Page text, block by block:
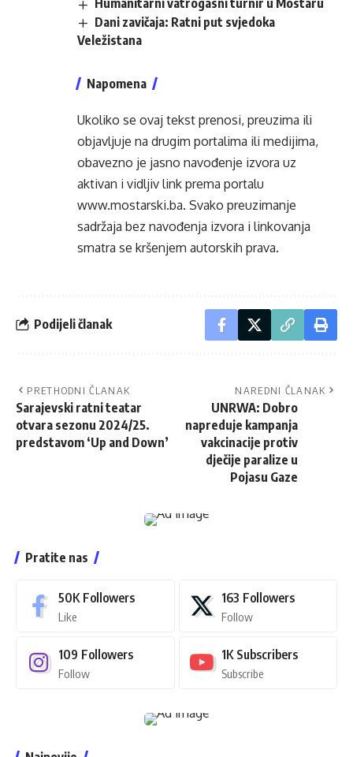
Humanitarni vatrogasni turnir u Mostaru
Dani zavičaja: Ratni put svjedoka
Veležistana
Napomena
Ukoliko se ovaj tekst prenosi, preuzima ili
objavljuje na drugim portalima ili medijima,
obavezno je jasno navođenje izvora uz
aktivan i vidljiv link prema portalu
www.mostarski.ba. Svako preuzimanje
sadržaja bez navođenja izvora i linkovanja
smatra se kršenjem autorskih prava.
Podijeli članak
PRETHODNI ČLANAK
Sarajevski ratni teatar
otvara sezonu 2024/25.
predstavom ‘Up and Down’
NAREDNI ČLANAK
UNRWA: Dobro
napreduje kampanja
vakcinacije protiv
dječije paralize u
Pojasu Gaze
Pratite nas
50K Followers
Like
163 Followers
Follow
109 Followers
Follow
1K Subscribers
Subscribe